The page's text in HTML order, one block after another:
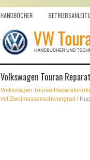
HANDBÜCHER
Volkswagen Touran
Volkswagen Touran
mit Zweimassenschwungrad /